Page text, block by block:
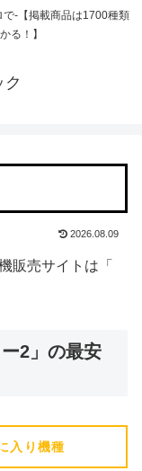
-【掲載商品は1700種類
る！】
2026.08.09
販売サイトは「
2」の最安
入り機種